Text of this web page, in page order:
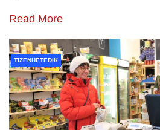
Read More
TIZENHETEDIK